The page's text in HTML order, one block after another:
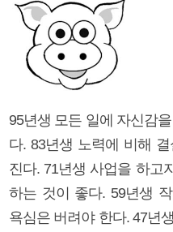
95년생 모든 일에 자신감
다. 83년생 노력에 비해
진다. 71년생 사업을 하고
하는 것이 좋다. 59년생
욕심은 버려야 한다. 47년